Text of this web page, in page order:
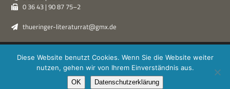
0 36 43 | 90 87 75–2
thueringer-literaturrat@gmx.de
Thüringer Literaturrat e.V. | © 2019–2026 ·XPDT : Marken &
Kommunikation|Impressum·Datenschutz
Diese Website benutzt Cookies. Wenn Sie die Website weiter
nutzen, gehen wir von Ihrem Einverständnis aus.
OK Datenschutzerklärung